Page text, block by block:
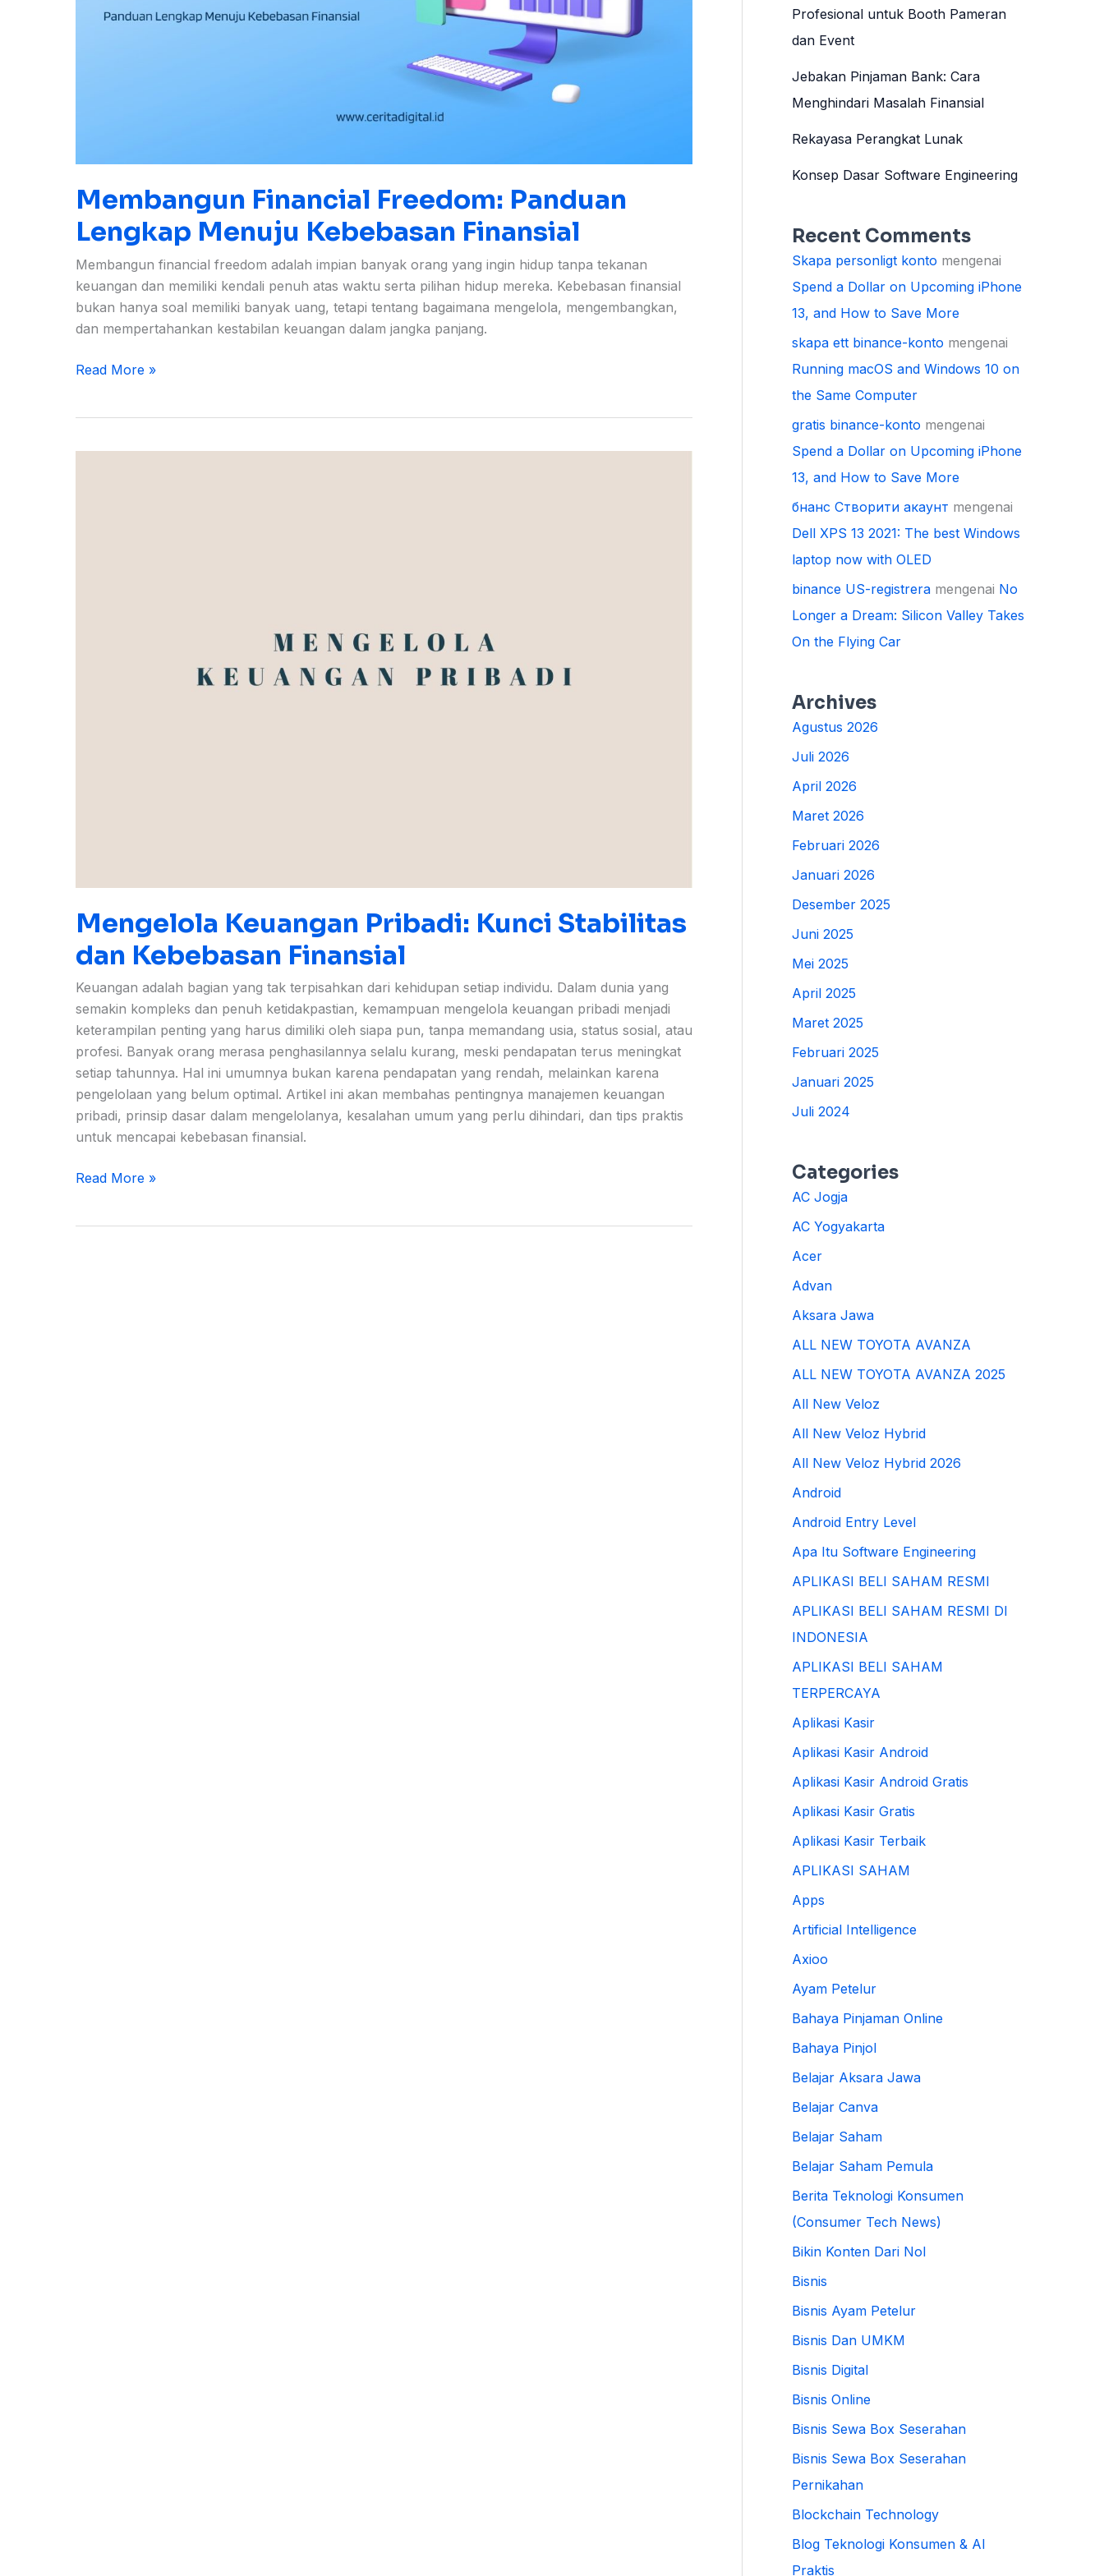
Membangun Financial Freedom: Panduan
Lengkap Menuju Kebebasan Finansial
Membangun financial freedom adalah impian banyak orang yang ingin hidup tanpa tekanan
keuangan dan memiliki kendali penuh atas waktu serta pilihan hidup mereka. Kebebasan finansial
bukan hanya soal memiliki banyak uang, tetapi tentang bagaimana mengelola, mengembangkan,
dan mempertahankan kestabilan keuangan dalam jangka panjang.
Read More »
Mengelola Keuangan Pribadi: Kunci Stabilitas
dan Kebebasan Finansial
Keuangan adalah bagian yang tak terpisahkan dari kehidupan setiap individu. Dalam dunia yang
semakin kompleks dan penuh ketidakpastian, kemampuan mengelola keuangan pribadi menjadi
keterampilan penting yang harus dimiliki oleh siapa pun, tanpa memandang usia, status sosial, atau
profesi. Banyak orang merasa penghasilannya selalu kurang, meski pendapatan terus meningkat
setiap tahunnya. Hal ini umumnya bukan karena pendapatan yang rendah, melainkan karena
pengelolaan yang belum optimal. Artikel ini akan membahas pentingnya manajemen keuangan
pribadi, prinsip dasar dalam mengelolanya, kesalahan umum yang perlu dihindari, dan tips praktis
untuk mencapai kebebasan finansial.
Read More »
Profesional untuk Booth Pameran
dan Event
Jebakan Pinjaman Bank: Cara
Menghindari Masalah Finansial
Rekayasa Perangkat Lunak
Konsep Dasar Software Engineering
Recent Comments
Skapa personligt konto mengenai
Spend a Dollar on Upcoming iPhone
13, and How to Save More
skapa ett binance-konto mengenai
Running macOS and Windows 10 on
the Same Computer
gratis binance-konto mengenai
Spend a Dollar on Upcoming iPhone
13, and How to Save More
бнанс Створити акаунт mengenai
Dell XPS 13 2021: The best Windows
laptop now with OLED
binance US-registrera mengenai No
Longer a Dream: Silicon Valley Takes
On the Flying Car
Archives
Agustus 2026
Juli 2026
April 2026
Maret 2026
Februari 2026
Januari 2026
Desember 2025
Juni 2025
Mei 2025
April 2025
Maret 2025
Februari 2025
Januari 2025
Juli 2024
Categories
AC Jogja
AC Yogyakarta
Acer
Advan
Aksara Jawa
ALL NEW TOYOTA AVANZA
ALL NEW TOYOTA AVANZA 2025
All New Veloz
All New Veloz Hybrid
All New Veloz Hybrid 2026
Android
Android Entry Level
Apa Itu Software Engineering
APLIKASI BELI SAHAM RESMI
APLIKASI BELI SAHAM RESMI DI
INDONESIA
APLIKASI BELI SAHAM
TERPERCAYA
Aplikasi Kasir
Aplikasi Kasir Android
Aplikasi Kasir Android Gratis
Aplikasi Kasir Gratis
Aplikasi Kasir Terbaik
APLIKASI SAHAM
Apps
Artificial Intelligence
Axioo
Ayam Petelur
Bahaya Pinjaman Online
Bahaya Pinjol
Belajar Aksara Jawa
Belajar Canva
Belajar Saham
Belajar Saham Pemula
Berita Teknologi Konsumen
(Consumer Tech News)
Bikin Konten Dari Nol
Bisnis
Bisnis Ayam Petelur
Bisnis Dan UMKM
Bisnis Digital
Bisnis Online
Bisnis Sewa Box Seserahan
Bisnis Sewa Box Seserahan
Pernikahan
Blockchain Technology
Blog Teknologi Konsumen & AI
Praktis